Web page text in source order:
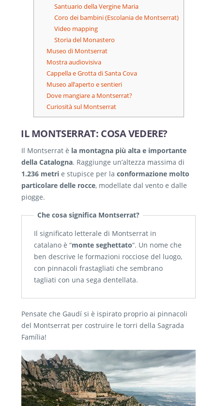
Santuario della Vergine Maria
Coro dei bambini (Escolania de Montserrat)
Video mapping
Storia del Monastero
Museo di Montserrat
Mostra audiovisiva
Cappella e Grotta di Santa Cova
Museo all’aperto e sentieri
Dove mangiare a Montserrat?
Curiosità sul Montserrat
IL MONTSERRAT: COSA VEDERE?
Il Montserrat è la montagna più alta e importante
della Catalogna. Raggiunge un’altezza massima di
1.236 metri e stupisce per la conformazione molto
particolare delle rocce, modellate dal vento e dalle
piogge.
Che cosa significa Montserrat?
Il significato letterale di Montserrat in
catalano è “monte seghettato“. Un nome che
ben descrive le formazioni rocciose del luogo,
con pinnacoli frastagliati che sembrano
tagliati con una sega dentellata.
Pensate che Gaudí si è ispirato proprio ai pinnacoli
del Montserrat per costruire le torri della Sagrada
Família!